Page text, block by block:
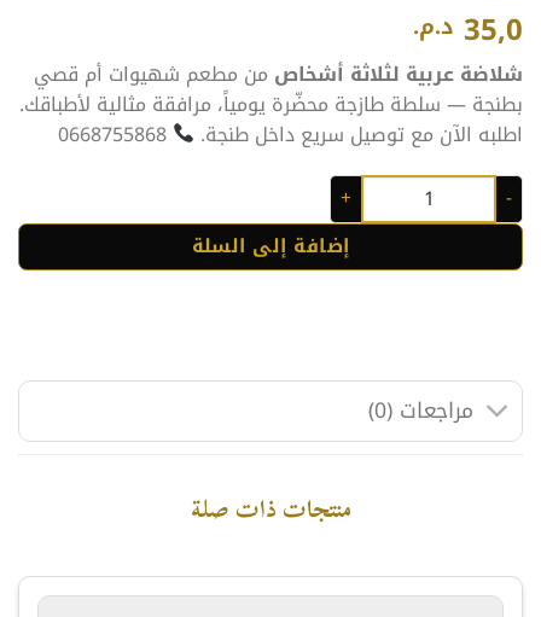
35,0 د.م.
شلاضة عربية لثلاثة أشخاص من مطعم شهيوات أم قصي
بطنجة — سلطة طازجة محضّرة يومياً، مرافقة مثالية لأطباقك.
اطلبه الآن مع توصيل سريع داخل طنجة.
0668755868
كمية شلاضة عربية لثلاثة أشخاص
إضافة إلى السلة
مراجعات (0)
منتجات ذات صلة